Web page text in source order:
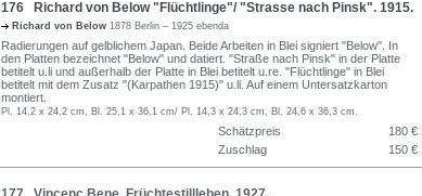
176 Richard von Below "Flüchtlinge"/ "Strasse nach Pinsk". 1915.
Richard von Below 1878 Berlin – 1925 ebenda
Radierungen auf gelblichem Japan. Beide Arbeiten in Blei signiert "Below". In
den Platten bezeichnet "Below" und datiert. "Straße nach Pinsk" in der Platte
betitelt u.li und außerhalb der Platte in Blei betitelt u.re. "Flüchtlinge" in Blei
betitelt mit dem Zusatz "(Karpathen 1915)" u.li. Auf einem Untersatzkarton
montiert.
Pl. 14,2 x 24,2 cm, Bl. 25,1 x 36,1 cm/ Pl. 14,3 x 24,3 cm, Bl. 24,6 x 36,3 cm.
Schätzpreis
180 €
Zuschlag
150 €